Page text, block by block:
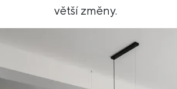
větší změny.